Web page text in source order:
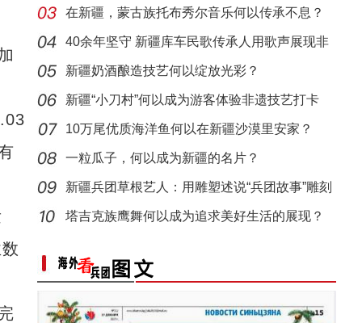
“阿克苏是个好地方·四季之美”——《走进
在新疆，蒙古族托布秀尔音乐何以传承不息？
40余年坚守 新疆库车民歌传承人用歌声展现非
遗魅力
新疆奶酒酿造技艺何以绽放光彩？
新疆“小刀村”何以成为游客体验非遗技艺打卡
地？
10万尾优质海洋鱼何以在新疆沙漠里安家？
一粒瓜子，何以成为新疆的名片？
新疆兵团草根艺人：用雕塑述说“兵团故事”雕刻
别
塔吉克族鹰舞何以成为追求美好生活的展现？